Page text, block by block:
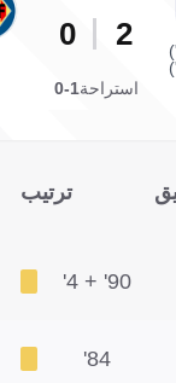
2
0
استراحة1-0
ترتيب
90' + 4'
84'